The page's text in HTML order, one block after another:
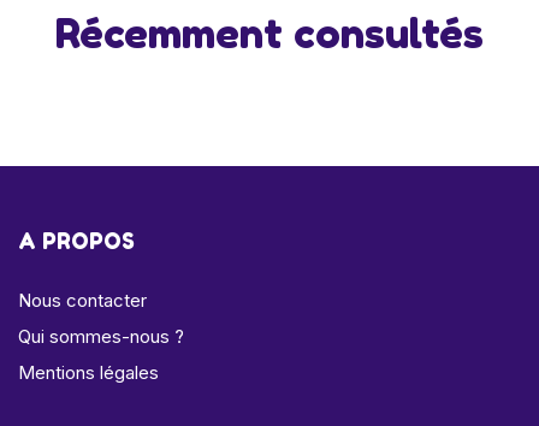
Récemment consultés
A PROPOS
Nous contacter
Qui sommes-nous ?
Mentions légales